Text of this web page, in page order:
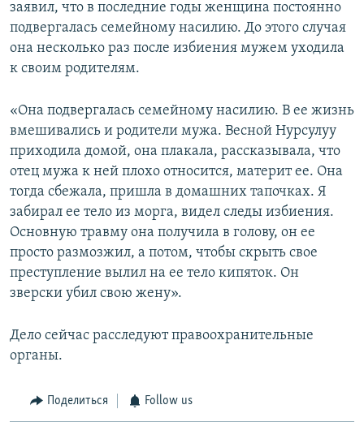
заявил, что в последние годы женщина постоянно
подвергалась семейному насилию. До этого случая
она несколько раз после избиения мужем уходила
к своим родителям.
«Она подвергалась семейному насилию. В ее жизнь
вмешивались и родители мужа. Весной Нурсулуу
приходила домой, она плакала, рассказывала, что
отец мужа к ней плохо относится, материт ее. Она
тогда сбежала, пришла в домашних тапочках. Я
забирал ее тело из морга, видел следы избиения.
Основную травму она получила в голову, он ее
просто размозжил, а потом, чтобы скрыть свое
преступление вылил на ее тело кипяток. Он
зверски убил свою жену».
Дело сейчас расследуют правоохранительные
органы.
Поделиться Follow us